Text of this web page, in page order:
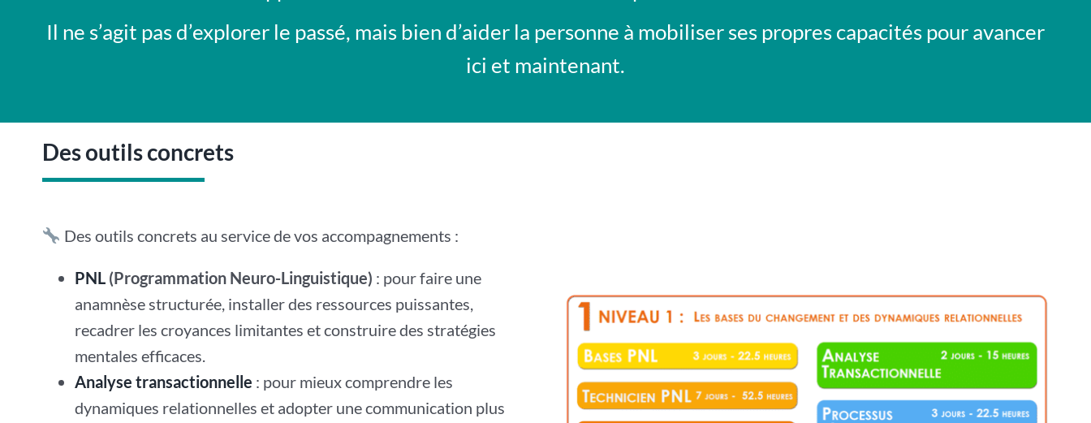
Il ne s’agit pas d’explorer le passé, mais bien d’aider la personne à mobiliser ses propres capacités pour avancer
ici et maintenant.
Des outils concrets
Des outils concrets au service de vos accompagnements :
PNL(Programmation Neuro-Linguistique) : pour faire une
anamnèse structurée, installer des ressources puissantes,
recadrer les croyances limitantes et construire des stratégies
mentales efficaces.
Analyse transactionnelle : pour mieux comprendre les
dynamiques relationnelles et adopter une communication plus